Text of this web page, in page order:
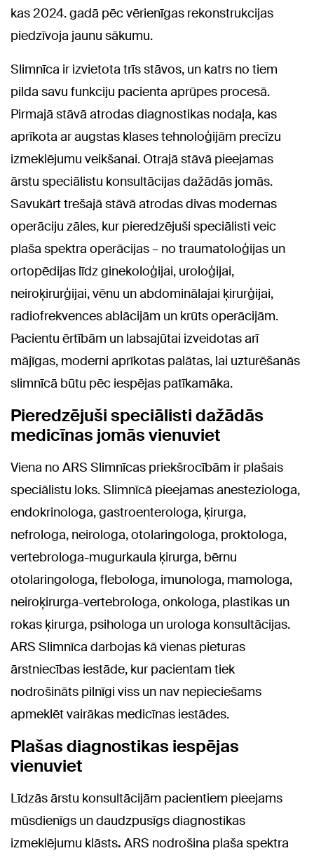
kas 2024. gadā pēc vērienīgas rekonstrukcijas
piedzīvoja jaunu sākumu.
Slimnīca ir izvietota trīs stāvos, un katrs no tiem
pilda savu funkciju pacienta aprūpes procesā.
Pirmajā stāvā atrodas diagnostikas nodaļa, kas
aprīkota ar augstas klases tehnoloģijām precīzu
izmeklējumu veikšanai. Otrajā stāvā pieejamas
ārstu speciālistu konsultācijas dažādās jomās.
Savukārt trešajā stāvā atrodas divas modernas
operāciju zāles, kur pieredzējuši speciālisti veic
plaša spektra operācijas – no traumatoloģijas un
ortopēdijas līdz ginekoloģijai, uroloģijai,
neiroķirurģijai, vēnu un abdominālajai ķirurģijai,
radiofrekvences ablācijām un krūts operācijām.
Pacientu ērtībām un labsajūtai izveidotas arī
mājīgas, moderni aprīkotas palātas, lai uzturēšanās
slimnīcā būtu pēc iespējas patīkamāka.
Pieredzējuši speciālisti dažādās
medicīnas jomās vienuviet
Viena no ARS Slimnīcas priekšrocībām ir plašais
speciālistu loks. Slimnīcā pieejamas anesteziologa,
endokrinologa, gastroenterologa, ķirurga,
nefrologa, neirologa, otolaringologa, proktologa,
vertebrologa-mugurkaula ķirurga, bērnu
otolaringologa, flebologa, imunologa, mamologa,
neiroķirurga-vertebrologa, onkologa, plastikas un
rokas ķirurga, psihologa un urologa konsultācijas.
ARS Slimnīca darbojas kā vienas pieturas
ārstniecības iestāde, kur pacientam tiek
nodrošināts pilnīgi viss un nav nepieciešams
apmeklēt vairākas medicīnas iestādes.
Plašas diagnostikas iespējas
vienuviet
Līdzās ārstu konsultācijām pacientiem pieejams
mūsdienīgs un daudzpusīgs diagnostikas
izmeklējumu klāsts. ARS nodrošina plaša spektra